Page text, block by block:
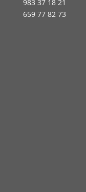
983 37 18 21
659 77 82 73